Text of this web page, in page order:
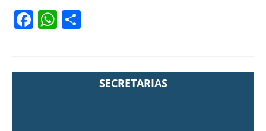
Facebook
WhatsApp
SECRETARIAS